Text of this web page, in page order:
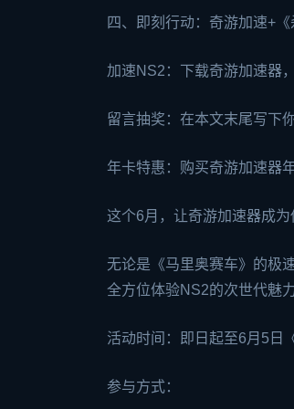
四、即刻行动：奇游加速+
加速NS2：下载奇游加速器
留言抽奖：在本文末尾写下
年卡特惠：购买奇游加速器
这个6月，让奇游加速器成为
无论是《马里奥赛车》的极
全方位体验NS2的次世代魅力
活动时间：即日起至6月5日
参与方式：